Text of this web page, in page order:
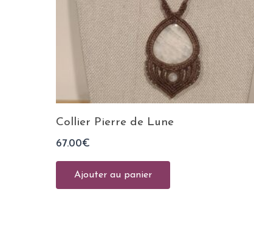
Collier Pierre de Lune
67.00€
Ajouter au panier